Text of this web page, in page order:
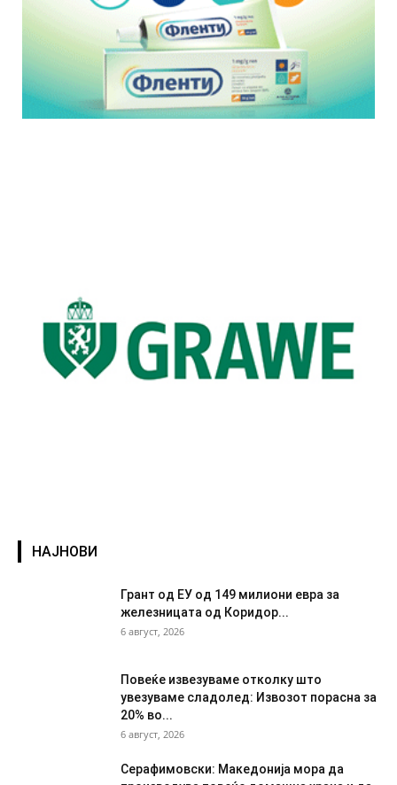
НАЈНОВИ
Грант од ЕУ од 149 милиони евра за
железницата од Коридор...
6 август, 2026
Повеќе извезуваме отколку што
увезуваме сладолед: Извозот порасна за
20% во...
6 август, 2026
Серафимовски: Македонија мора да